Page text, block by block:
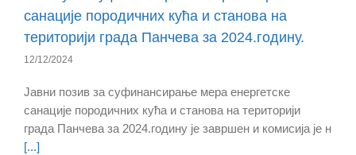
санације породичних кућа и станова на
територији града Панчева за 2024.годину.
12/12/2024
Јавни позив за суфинансирање мера енергетске
санације породичних кућа и станова на територији
града Панчева за 2024.годину је завршен и комисија је н
[...]